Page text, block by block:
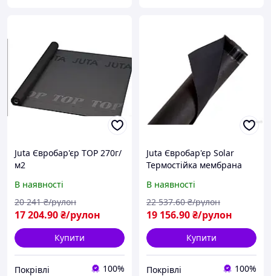
Juta Євробар'єр TOP 270г/
м2
В наявності
17 204.90₴/рулон
20 241 ₴/рулон
Купити
Покрівлі 100%
Juta Євробар'єр Solar
Термостійка мембрана
В наявності
19 156.90₴/рулон
22 537.60 ₴/рулон
Купити
Покрівлі 100%